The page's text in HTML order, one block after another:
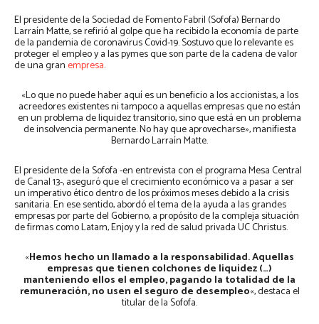
El presidente de la Sociedad de Fomento Fabril (Sofofa) Bernardo
Larraín Matte, se refirió al golpe que ha recibido la economía de parte
de la pandemia de coronavirus Covid-19. Sostuvo que lo relevante es
proteger el empleo y a las pymes que son parte de la cadena de valor
de una granempresa.
«Lo que no puede haber aquí es un beneficio a los accionistas, a los
acreedores existentes ni tampoco a aquellas empresas que no están
en un problema de liquidez transitorio, sino que está en un problema
de insolvencia permanente. No hay que aprovecharse», manifiesta
Bernardo Larraín Matte.
El presidente de la Sofofa -en entrevista con el programa Mesa Central
de Canal 13-, aseguró que el crecimiento económico va a pasar a ser
un imperativo ético dentro de los próximos meses debido a la crisis
sanitaria. En ese sentido, abordó el tema de la ayuda a las grandes
empresas por parte del Gobierno, a propósito de la compleja situación
de firmas como Latam, Enjoy y la red de salud privada UC Christus.
«Hemos hecho un llamado a la responsabilidad. Aquellas
empresas que tienen colchones de liquidez (…)
manteniendo ellos el empleo, pagando la totalidad de la
remuneración, no usen el seguro de desempleo«, destaca el
titular de la Sofofa.